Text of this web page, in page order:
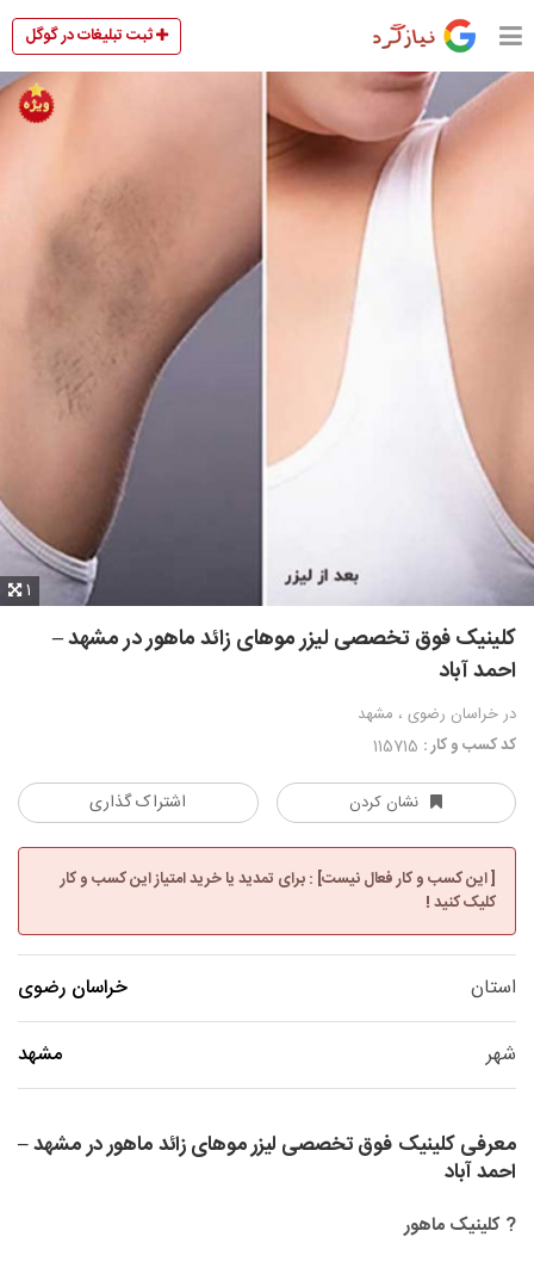
ثبت تبلیغات در گوگل
1
کلینیک فوق تخصصی لیزر موهای زائد ماهور در مشهد –
احمد آباد
در خراسان رضوی ، مشهد
کد کسب و کار :
نشان کردن اشتراک گذاری
[ این کسب و کار فعال نیست] : برای تمدید یا خرید امتیاز این کسب و کار
کلیک کنید !
استان خراسان رضوی
شهر مشهد
معرفی کلینیک فوق تخصصی لیزر موهای زائد ماهور در مشهد –
احمد آباد
? کلینیک ماهور